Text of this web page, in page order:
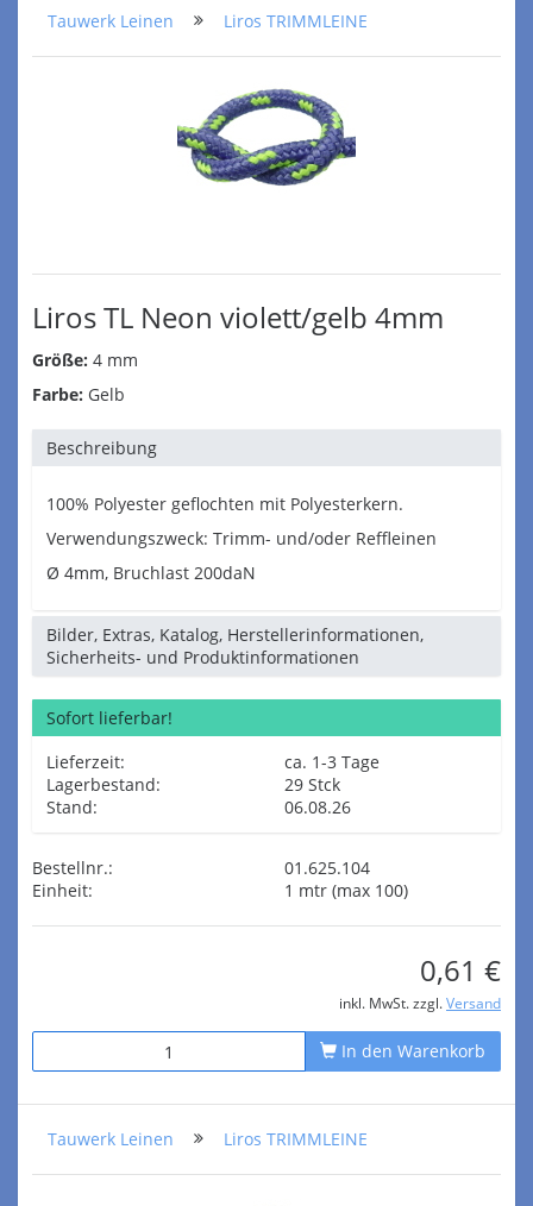
Tauwerk Leinen Liros TRIMMLEINE
Liros TL Neon violett/gelb 4mm
Größe: 4 mm
Farbe: Gelb
Beschreibung
100% Polyester geflochten mit Polyesterkern.
Verwendungszweck: Trimm- und/oder Reffleinen
Ø 4mm, Bruchlast 200daN
Bilder, Extras, Katalog, Herstellerinformationen,
Sicherheits- und Produktinformationen
Sofort lieferbar!
Lieferzeit:
ca. 1-3 Tage
Lagerbestand:
29 Stck
Stand:
06.08.26
Bestellnr.:
01.625.104
Einheit:
1 mtr (max 100)
0,61 €
inkl. MwSt. zzgl. Versand
In den Warenkorb
Tauwerk Leinen Liros TRIMMLEINE